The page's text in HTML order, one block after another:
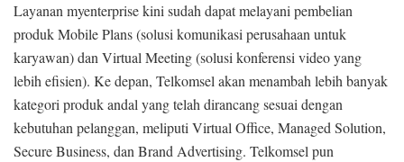
Layanan myenterprise kini sudah dapat melayani pembelian
produk Mobile Plans (solusi komunikasi perusahaan untuk
karyawan) dan Virtual Meeting (solusi konferensi video yang
lebih efisien). Ke depan, Telkomsel akan menambah lebih banyak
kategori produk andal yang telah dirancang sesuai dengan
kebutuhan pelanggan, meliputi Virtual Office, Managed Solution,
Secure Business, dan Brand Advertising. Telkomsel pun